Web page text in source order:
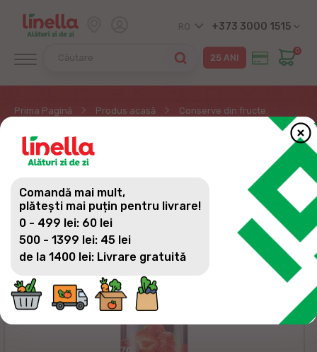
RO +373 3000 1515
0
Prima Pagină Produs acasă Conserve din fructe.
CONSERVE DIN FRUCTE.
Comandă mai mult,
plătești mai puțin pentru livrare!
0 - 499 lei: 60 lei
500 - 1399 lei: 45 lei
de la 1400 lei: Livrare gratuită